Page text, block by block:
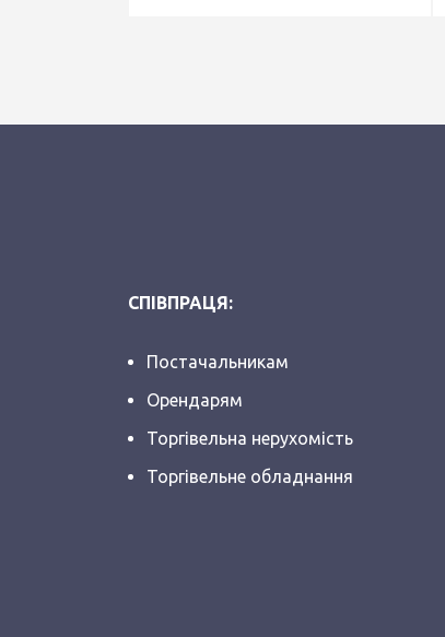
СПІВПРАЦЯ:
Постачальникам
Орендарям
Торгівельна нерухомість
Торгівельне обладнання